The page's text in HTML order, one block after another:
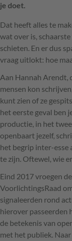
je doet.
Dat heeft alles te
wat over is,
schieten. En er dus
vraag uitlokt: hoe
Aan Hannah Arendt,
mensen kon
kunt zien of ze
het eerste geval ben
productie, in het
openbaart jezelf,
het begrip inter-esse
te zijn. Oftewel, wie
Eind 2017 vroegen
VoorlichtingsRaad
signaleerden rond
hierover passeerden
de betekenis van
met het publiek.